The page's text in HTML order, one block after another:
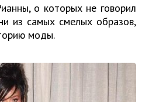
о которых не говорил
из самых смелых образов,
моды.